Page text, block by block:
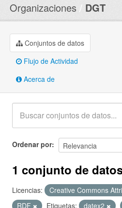
Organizaciones DGT
Conjuntos de datos
Flujo de Actividad
Acerca de
Ordenar por
1 conjunto de
Licencias: Creative Commons
RDF
Etiquetas: datex2